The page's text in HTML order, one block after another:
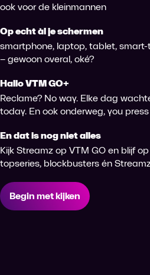
ook voor de kleinmannen
Op echt àl je schermen
smartphone, laptop, tablet,
– gewoon overal, oké?
Hallo VTM GO+
Reclame? No way. Elke dag
today. En ook onderweg, you
En dat is nog niet alles
Kijk Streamz op VTM GO en blijf
topseries, blockbusters én
Begin met kijken